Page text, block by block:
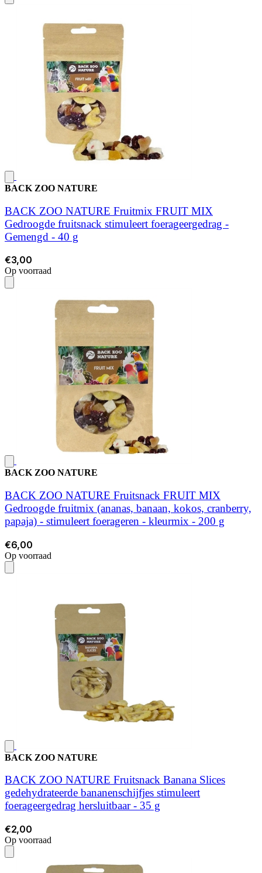
BACK ZOO NATURE
BACK ZOO NATURE Fruitmix FRUIT MIX
Gedroogde fruitsnack stimuleert foerageergedrag -
Gemengd - 40 g
€3,00
Op voorraad
BACK ZOO NATURE
BACK ZOO NATURE Fruitsnack FRUIT MIX
Gedroogde fruitmix (ananas, banaan, kokos, cranberry,
papaja) - stimuleert foerageren - kleurmix - 200 g
€6,00
Op voorraad
BACK ZOO NATURE
BACK ZOO NATURE Fruitsnack Banana Slices
gedehydrateerde bananenschijfjes stimuleert
foerageergedrag hersluitbaar - 35 g
€2,00
Op voorraad